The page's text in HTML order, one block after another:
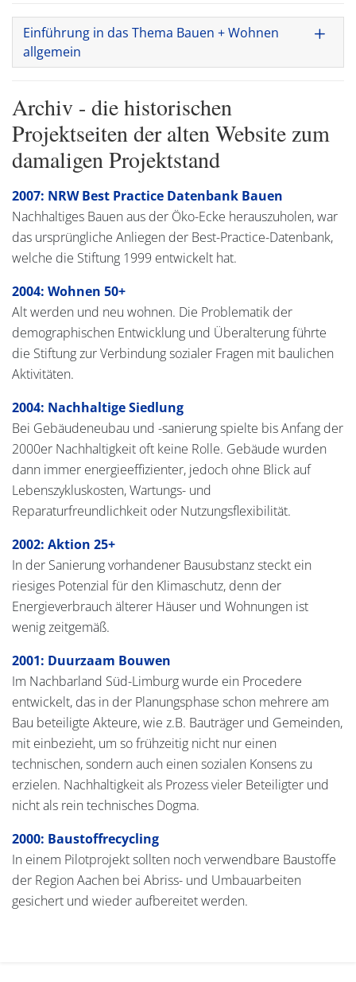
Einführung in das Thema Bauen + Wohnen
allgemein
Archiv - die historischen
Projektseiten der alten Website zum
damaligen Projektstand
2007: NRW Best Practice Datenbank Bauen
Nachhaltiges Bauen aus der Öko-Ecke herauszuholen, war
das ursprüngliche Anliegen der Best-Practice-Datenbank,
welche die Stiftung 1999 entwickelt hat.
2004: Wohnen 50+
Alt werden und neu wohnen. Die Problematik der
demographischen Entwicklung und Überalterung führte
die Stiftung zur Verbindung sozialer Fragen mit baulichen
Aktivitäten.
2004: Nachhaltige Siedlung
Bei Gebäudeneubau und -sanierung spielte bis Anfang der
2000er Nachhaltigkeit oft keine Rolle. Gebäude wurden
dann immer energieeffizienter, jedoch ohne Blick auf
Lebenszykluskosten, Wartungs- und
Reparaturfreundlichkeit oder Nutzungsflexibilität.
2002: Aktion 25+
In der Sanierung vorhandener Bausubstanz steckt ein
riesiges Potenzial für den Klimaschutz, denn der
Energieverbrauch älterer Häuser und Wohnungen ist
wenig zeitgemäß.
2001: Duurzaam Bouwen
Im Nachbarland Süd-Limburg wurde ein Procedere
entwickelt, das in der Planungsphase schon mehrere am
Bau beteiligte Akteure, wie z.B. Bauträger und Gemeinden,
mit einbezieht, um so frühzeitig nicht nur einen
technischen, sondern auch einen sozialen Konsens zu
erzielen. Nachhaltigkeit als Prozess vieler Beteiligter und
nicht als rein technisches Dogma.
2000: Baustoffrecycling
In einem Pilotprojekt sollten noch verwendbare Baustoffe
der Region Aachen bei Abriss- und Umbauarbeiten
gesichert und wieder aufbereitet werden.